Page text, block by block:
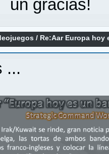
un gracias!
/ Re:Aar Europa hoy
...